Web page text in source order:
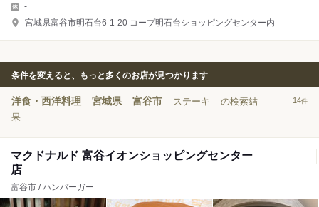
-
宮城県富谷市明石台6-1-20 コープ明石台ショッピングセンター内
条件を変えると、もっと多くのお店が見つかります
洋食・西洋料理 宮城県 富谷市 ステーキ
の検索結
果
14件
マクドナルド 富谷イオンショッピングセンター
店
富谷市 / ハンバーガー